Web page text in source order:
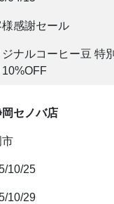
様感謝セール
ジナルコーヒー豆 特
岡セノバ店
市
10/25
10/29